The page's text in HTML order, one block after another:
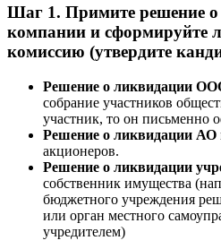
Шаг 1. Примите решение
компании и сформируйте
комиссию (утвердите
Решение о ликвидации
собрание участников
участник, то он письменно
Решение о ликвидации АО
акционеров.
Решение о ликвидации
собственник имущества
бюджетного учреждения
или орган местного
учредителем)